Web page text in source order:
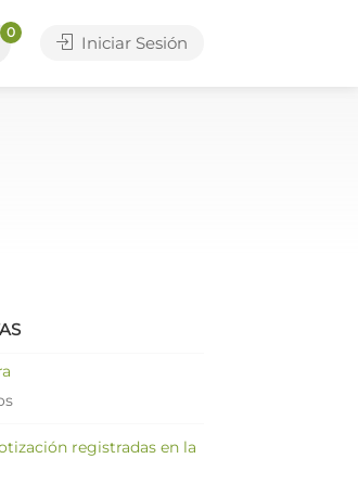
0
Iniciar Sesión
registradas en la